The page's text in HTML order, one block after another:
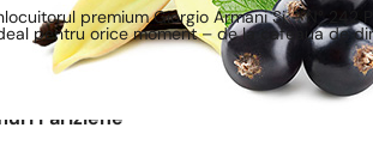
premium Giorgio Armani Si – N°
pentru orice moment – de la cafeaua de
Pariziene